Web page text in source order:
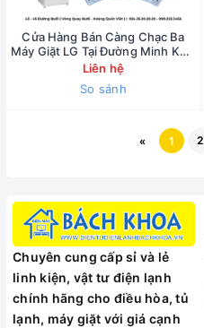
Cửa Hàng Bán Càng Chạc Ba
Máy Giặt LG Tại Đường Minh Khai
- 0902223456
Liên hệ
So sánh
« 1 2
Chuyên cung cấp sỉ và lẻ
linh kiện, vật tư điện lạnh
chính hãng cho điều hòa, tủ
lạnh, máy giặt với giá cạnh